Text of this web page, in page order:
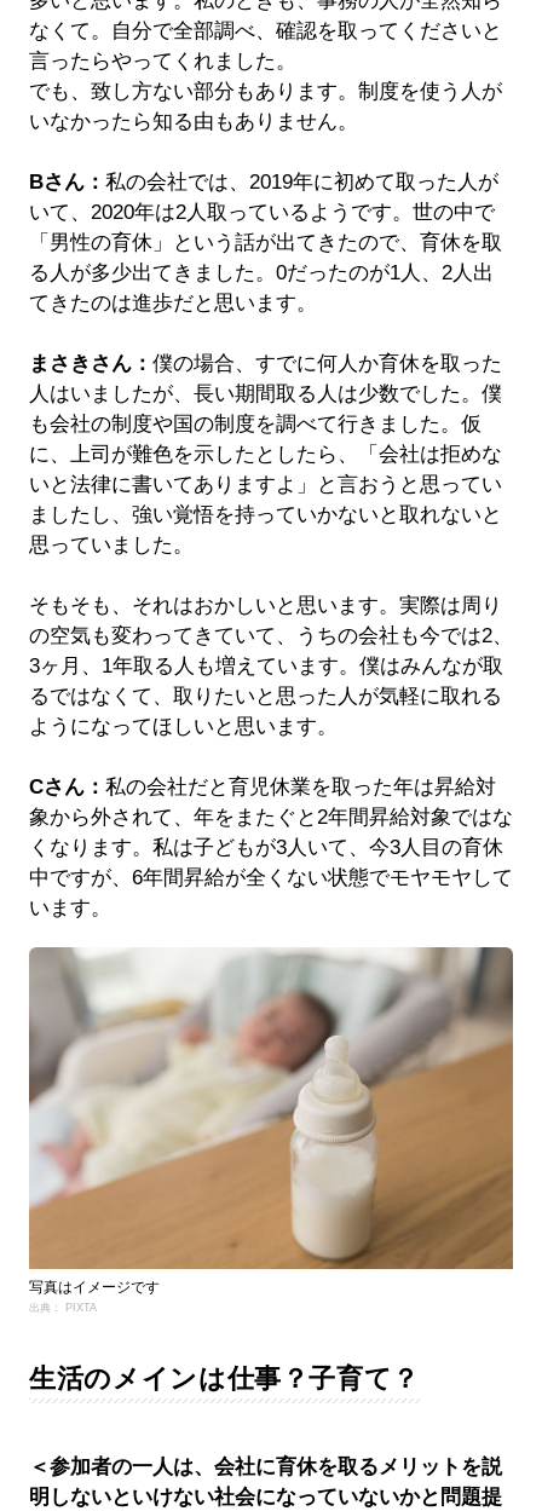
なくて。自分で全部調べ、確認を取ってくださいと
言ったらやってくれました。
でも、致し方ない部分もあります。制度を使う人が
いなかったら知る由もありません。
Bさん： 私の会社では、2019年に初めて取った人が
いて、2020年は2人取っているようです。世の中で
「男性の育休」という話が出てきたので、育休を取
る人が多少出てきました。0だったのが1人、2人出
てきたのは進歩だと思います。
まさきさん： 僕の場合、すでに何人か育休を取った
人はいましたが、長い期間取る人は少数でした。僕
も会社の制度や国の制度を調べて行きました。仮
に、上司が難色を示したとしたら、「会社は拒めな
いと法律に書いてありますよ」と言おうと思ってい
ましたし、強い覚悟を持っていかないと取れないと
思っていました。
そもそも、それはおかしいと思います。実際は周り
の空気も変わってきていて、うちの会社も今では2、
3ヶ月、1年取る人も増えています。僕はみんなが取
るではなくて、取りたいと思った人が気軽に取れる
ようになってほしいと思います。
Cさん： 私の会社だと育児休業を取った年は昇給対
象から外されて、年をまたぐと2年間昇給対象ではな
くなります。私は子どもが3人いて、今3人目の育休
中ですが、6年間昇給が全くない状態でモヤモヤして
います。
写真はイメージです
出典： PIXTA
生活のメインは仕事？子育て？
＜参加者の一人は、会社に育休を取るメリットを説
明しないといけない社会になっていないかと問題提